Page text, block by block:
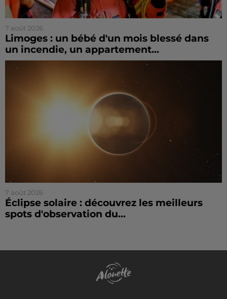
7 août 2026
Limoges : un bébé d'un mois blessé dans
un incendie, un appartement...
7 août 2026
Éclipse solaire : découvrez les meilleurs
spots d'observation du...